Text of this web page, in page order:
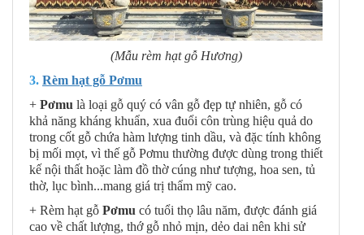
(Mẫu rèm hạt gỗ Hương)
3. Rèm hạt gỗ Pơmu
+ Pơmu là loại gỗ quý có vân gỗ đẹp tự nhiên, gỗ có
khả năng kháng khuẩn, xua đuổi côn trùng hiệu quả do
trong cốt gỗ chứa hàm lượng tinh dầu, và đặc tính không
bị mối mọt, vì thế gỗ Pơmu thường được dùng trong thiết
kế nội thất hoặc làm đồ thờ cúng như tượng, hoa sen, tủ
thờ, lục bình...mang giá trị thẩm mỹ cao.
+ Rèm hạt gỗ Pơmu có tuổi thọ lâu năm, được đánh giá
cao về chất lượng, thớ gỗ nhỏ mịn, dẻo dai nên khi sử